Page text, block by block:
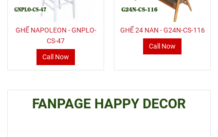
GHẾ NAPOLEON - GNPLO-
CS-47
Call Now
GHẾ 24 NAN - G24N-CS-116
Call Now
FANPAGE HAPPY DECOR